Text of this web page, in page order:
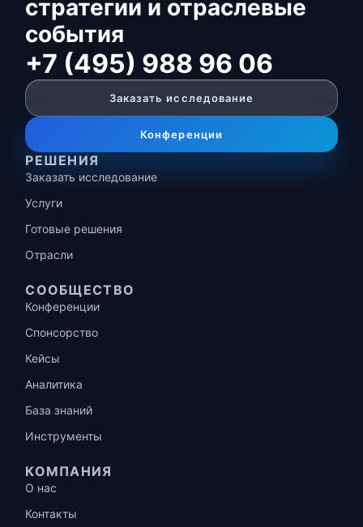
стратегии и отраслевые
события
+7 (495) 988 96 06
Заказать исследование
Конференции
РЕШЕНИЯ
Заказать исследование
Услуги
Готовые решения
Отрасли
СООБЩЕСТВО
Конференции
Спонсорство
Кейсы
Аналитика
База знаний
Инструменты
КОМПАНИЯ
О нас
Контакты